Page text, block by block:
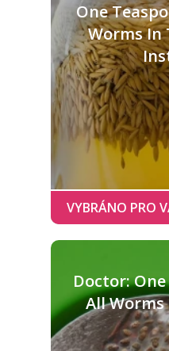
One
Worms In
Doctor:
All Worms